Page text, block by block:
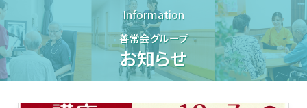
Information
善常会グループ
お知らせ